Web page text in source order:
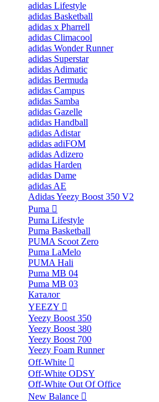
adidas Lifestyle
adidas Basketball
adidas x Pharrell
adidas Climacool
adidas Wonder Runner
adidas Superstar
adidas Adimatic
adidas Bermuda
adidas Campus
adidas Samba
adidas Gazelle
adidas Handball
adidas Adistar
adidas adiFOM
adidas Adizero
adidas Harden
adidas Dame
adidas AE
Adidas Yeezy Boost 350 V2
Puma
Puma Lifestyle
Puma Basketball
PUMA Scoot Zero
Puma LaMelo
PUMA Hali
Puma MB 04
Puma MB 03
Каталог
YEEZY
Yeezy Boost 350
Yeezy Boost 380
Yeezy Boost 700
Yeezy Foam Runner
Off-White
Off-White ODSY
Off-White Out Of Office
New Balance